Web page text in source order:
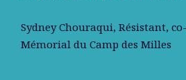
Sydney Chouraqui, Résistant,
Mémorial du Camp des Milles